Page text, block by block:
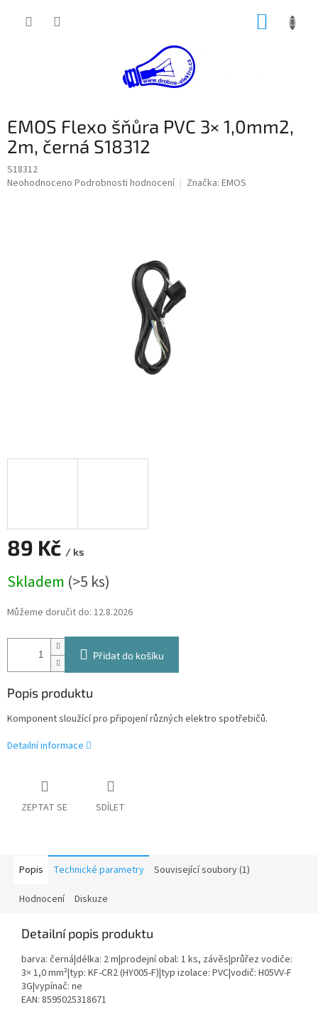
EMOS Flexo šňůra PVC 3× 1,0mm2,
2m, černá S18312
S18312
Průměrné
Neohodnoceno Podrobnosti hodnocení Značka: EMOS
89 Kč / ks
cena:
Skladem (>5 ks)
Můžeme doručit do: 12.8.2026
Přidat do košíku
Popis produktu
Komponent sloužící pro připojení různých elektro spotřebičů.
Detailní informace
ZEPTAT SE SDÍLET
Popis Technické parametry Související soubory (1)
Hodnocení Diskuze
Detailní popis produktu
barva: černá|délka: 2 m|prodejní obal: 1 ks, závěs|průřez vodiče:
3× 1,0 mm²|typ: KF-CR2 (HY005-F)|typ izolace: PVC|vodič: H05VV-F
3G|vypínač: ne
EAN: 8595025318671